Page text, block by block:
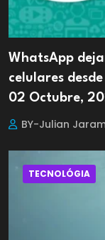
WhatsApp
celulares
02 Octubre,
BY-Julian
TECNOLÓGIA